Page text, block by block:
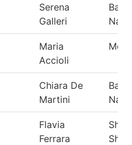
Serena
Galleri
Nano
Maria
Accioli
Chiara De
Martini
Nano
Flavia
Ferrara